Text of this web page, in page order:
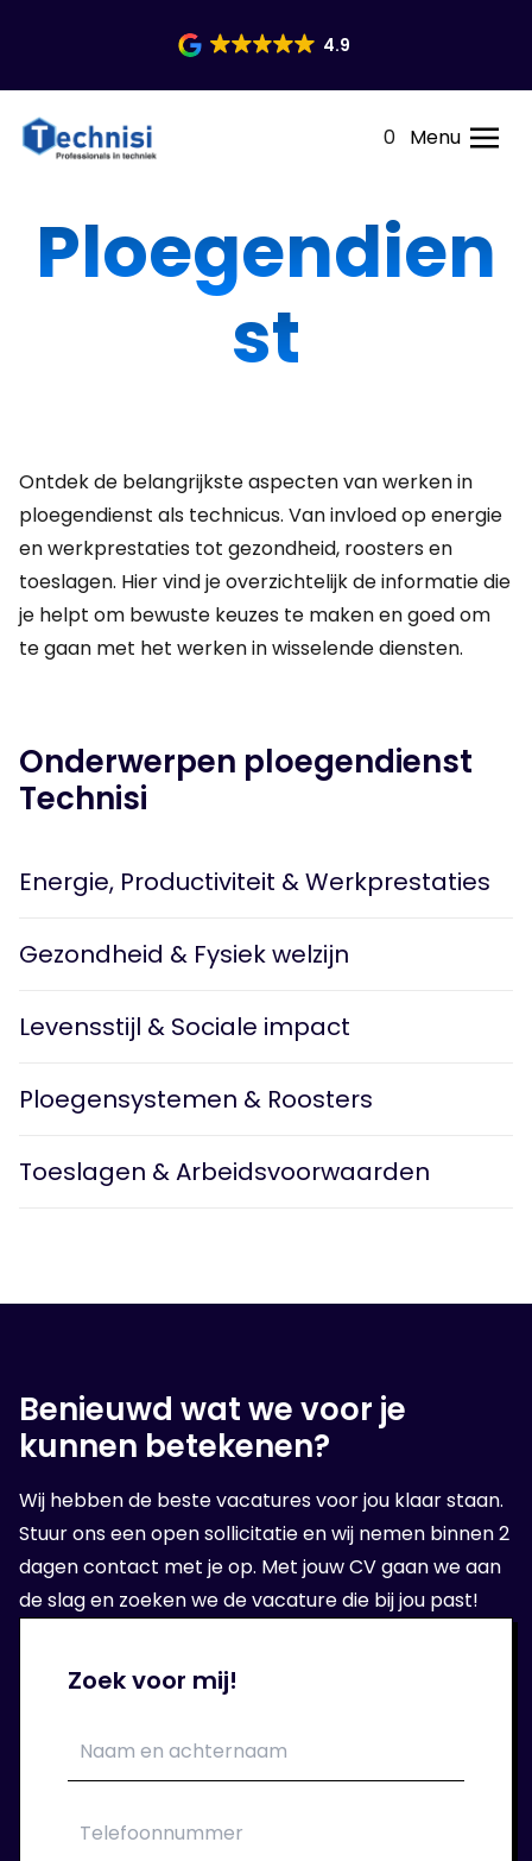
4.9
0 Menu
Ploegendien
st
Ontdek de belangrijkste aspecten van werken in
ploegendienst als technicus. Van invloed op energie
en werkprestaties tot gezondheid, roosters en
toeslagen. Hier vind je overzichtelijk de informatie die
je helpt om bewuste keuzes te maken en goed om
te gaan met het werken in wisselende diensten.
Onderwerpen ploegendienst
Technisi
Energie, Productiviteit & Werkprestaties
Gezondheid & Fysiek welzijn
Levensstijl & Sociale impact
Ploegensystemen & Roosters
Toeslagen & Arbeidsvoorwaarden
Zoek voor mij!
Benieuwd wat we voor je
kunnen betekenen?
Wij hebben de beste vacatures voor jou klaar staan.
Stuur ons een open sollicitatie en wij nemen binnen 2
dagen contact met je op. Met jouw CV gaan we aan
de slag en zoeken we de vacature die bij jou past!